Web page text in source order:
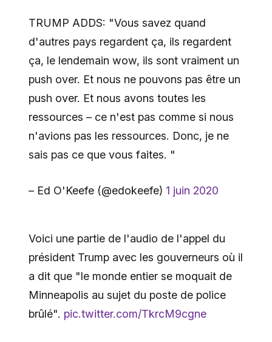
TRUMP ADDS: "Vous savez quand
d'autres pays regardent ça, ils regardent
ça, le lendemain wow, ils sont vraiment un
push over. Et nous ne pouvons pas être un
push over. Et nous avons toutes les
ressources – ce n'est pas comme si nous
n'avions pas les ressources. Donc, je ne
sais pas ce que vous faites. "
– Ed O'Keefe (@edokeefe) 1 juin 2020
Voici une partie de l'audio de l'appel du
président Trump avec les gouverneurs où il
a dit que "le monde entier se moquait de
Minneapolis au sujet du poste de police
brûlé". pic.twitter.com/TkrcM9cgne